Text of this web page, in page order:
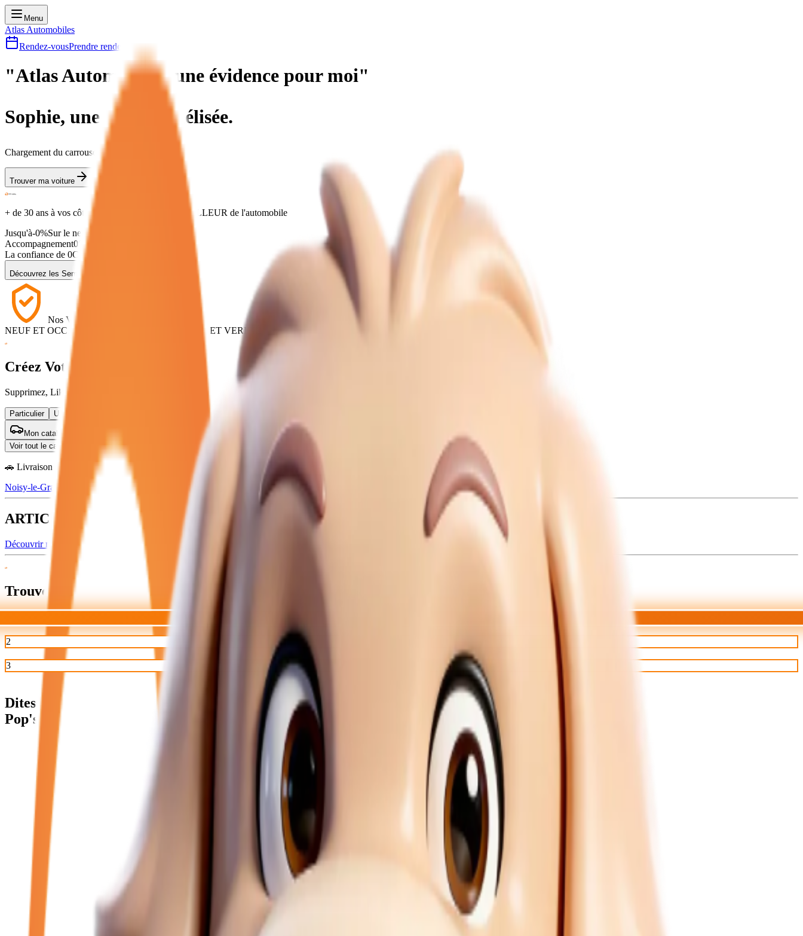
Menu
Atlas Automobiles
Rendez-vousPrendre rendez-vous
"AtlasAutomobiles, une évidence pour moi"
Sophie, une cliente fidélisée.
Chargement du carrousel...
Trouver ma voiture
+ de 30 ans à vos côtés pour vous proposer le MEILLEUR de l'automobile
Jusqu'à-0%Sur le neuf
Accompagnement0 %Premium
La confiance de 0Clients satisfaits
Découvrez les Semaines Pro
Nos Véhicules
NEUF ET OCCASION
CONTRÔLÉ ET VERIFIÉ
Créez Votre Catalogue
Supprimez, Likez, Décidez
Particulier Utilitaire
Mon catalogue (
Voir tout le catalogue
🚗 Livraison dans toute la france
Noisy-le-Grand
Meaux Chelles Melun
ARTICLES ATLAS
Découvrir nos articles
Trouvez la voiture idéale avec Pop's!
2
3
Dites-lui ce que vous cherchez,
Pop's s'en occupe pour vous.